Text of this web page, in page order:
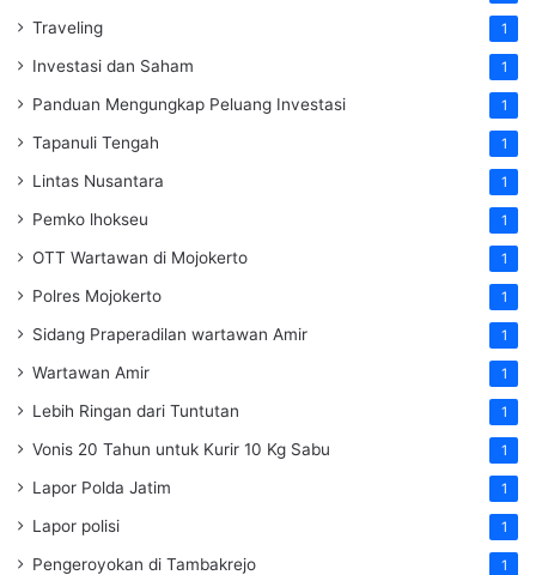
Traveling 1
Investasi dan Saham 1
Panduan Mengungkap Peluang Investasi 1
Tapanuli Tengah 1
Lintas Nusantara 1
Pemko lhokseu 1
OTT Wartawan di Mojokerto 1
Polres Mojokerto 1
Sidang Praperadilan wartawan Amir 1
Wartawan Amir 1
Lebih Ringan dari Tuntutan 1
Vonis 20 Tahun untuk Kurir 10 Kg Sabu 1
Lapor Polda Jatim 1
Lapor polisi 1
Pengeroyokan di Tambakrejo 1